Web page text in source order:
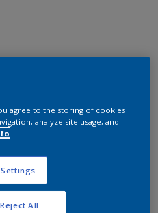
agree to the storing of cookies
analyze site usage, and
Reject All